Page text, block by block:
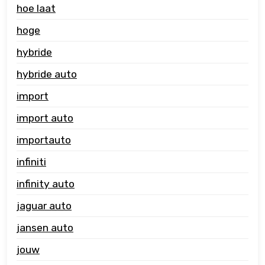
hoe laat
hoge
hybride
hybride auto
import
import auto
importauto
infiniti
infinity auto
jaguar auto
jansen auto
jouw